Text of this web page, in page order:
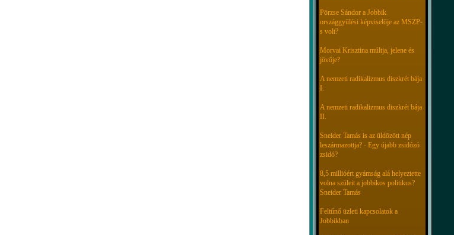
Pörzse Sándor a Jobbik
országgyűlési képviselője az MSZP-
s volt?
Morvai Krisztina múltja, jelene és
jövője?
A nemzeti radikalizmus diszkrét bája
I.
A nemzeti radikalizmus diszkrét bája
II.
Sneider Tamás is az üldözött nép
leszármazottja? - Egy újabb zsidózó
zsidó?
8,5 millióért gyámság alá helyeztette
volna szüleit a jobbikos politikus?
Sneider Tamás
Feltűnő üzleti kapcsolatok a
Jobbikban